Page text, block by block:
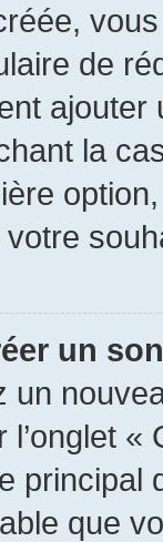
de
la
un
un
l’onglet
principal
que